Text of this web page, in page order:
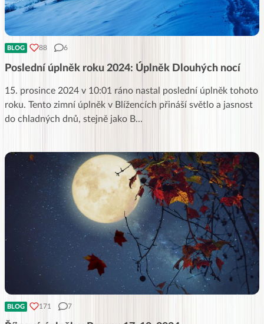
BLOG 88 6
Poslední úplněk roku 2024: Úplněk Dlouhých nocí
15. prosince 2024 v 10:01 ráno nastal poslední úplněk tohoto
roku. Tento zimní úplněk v Blížencích přináší světlo a jasnost
do chladných dnů, stejně jako B...
BLOG 171 7